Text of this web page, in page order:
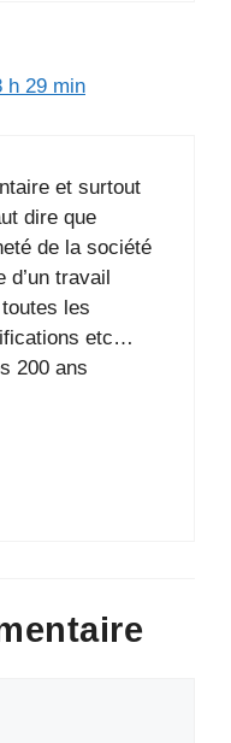
h 29 min
et surtout
dire que
de la société
d’un travail
les
etc…
200 ans